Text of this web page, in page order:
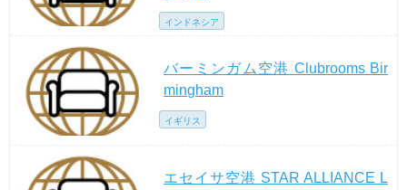
インドネシア
バーミンガム空港 Clubrooms Bir
mingham
イギリス
エセイサ空港 STAR ALLIANCE L